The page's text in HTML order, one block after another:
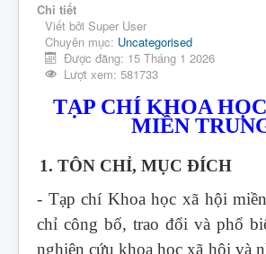
Chi tiết
Viết bởi Super User
Chuyên mục: Uncategorised
Được đăng: 15 Tháng 1 2026
Lượt xem: 581733
TẠP CHÍ KHOA
MIỀN
1. TÔN CHỈ, MỤC ĐÍCH
- Tạp chí Khoa học xã hội
chỉ công bố, trao đổi và phổ
nghiên cứu khoa học xã hội và